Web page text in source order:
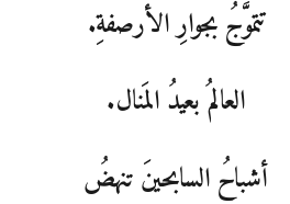
تتموَّجُ بجوارِ الأرصفةِ.
العالمُ بعيدُ المَنال.
أشباحُ السابحينَ تنهضُ